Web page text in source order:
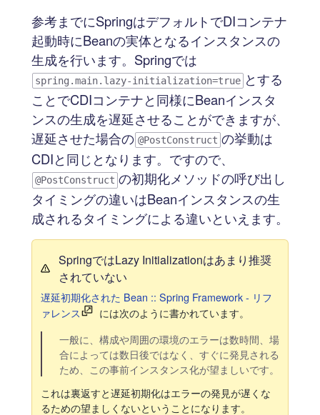
参考までにSpringはデフォルトでDIコンテナ
起動時にBeanの実体となるインスタンスの
生成を行います。Springでは
spring.main.lazy-initialization=true とする
ことでCDIコンテナと同様にBeanインスタ
ンスの生成を遅延させることができますが、
遅延させた場合の @PostConstruct の挙動は
CDIと同じとなります。ですので、
@PostConstruct の初期化メソッドの呼び出し
タイミングの違いはBeanインスタンスの生
成されるタイミングによる違いといえます。
SpringではLazy Initializationはあまり推奨
されていない
遅延初期化された Bean :: Spring Framework - リフ
ァレンス
には次のように書かれています。
一般に、構成や周囲の環境のエラーは数時間、場
合によっては数日後ではなく、すぐに発見される
ため、この事前インスタンス化が望ましいです。
これは裏返すと遅延初期化はエラーの発見が遅くな
るための望ましくないということになります。